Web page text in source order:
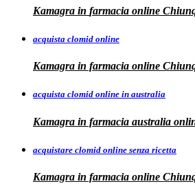
Kamagra in farmacia online
acquista clomid online
Kamagra in farmacia online
acquista clomid online in australia
Kamagra in farmacia australia
acquistare clomid online senza ricetta
Kamagra in farmacia online